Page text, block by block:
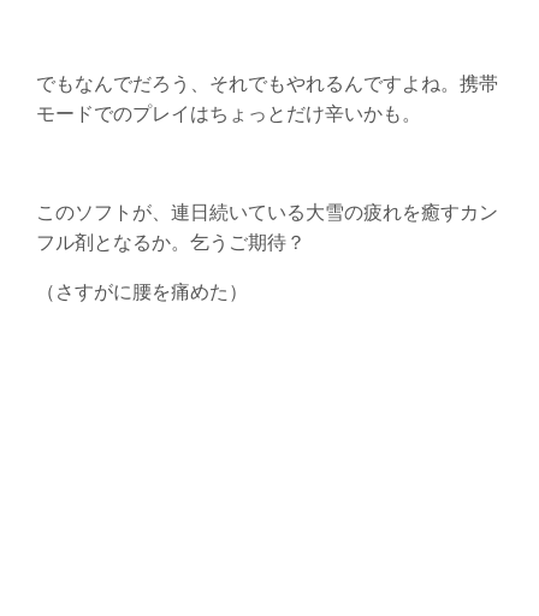
でもなんでだろう、それでもやれるんですよね。携帯
モードでのプレイはちょっとだけ辛いかも。
このソフトが、連日続いている大雪の疲れを癒すカン
フル剤となるか。乞うご期待？
（さすがに腰を痛めた）